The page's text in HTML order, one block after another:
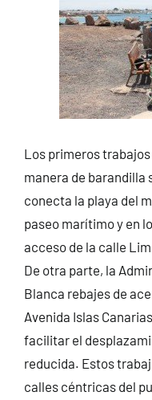
Los primeros
manera de barandilla
conecta la playa del
paseo marítimo y en
acceso de la calle
De otra parte, la
Blanca rebajes de
Avenida Islas
facilitar el
reducida. Estos
calles céntricas del